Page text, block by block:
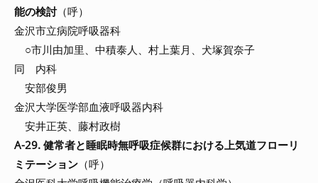
能の検討（呼）
金沢市立病院呼吸器科
○市川由加里、中積泰人、村上葉月、犬塚賀奈子
同 内科
安部俊男
金沢大学医学部血液呼吸器内科
安井正英、藤村政樹
A-29. 健常者と睡眠時無呼吸症候群における上気道フローリ
ミテーション （呼）